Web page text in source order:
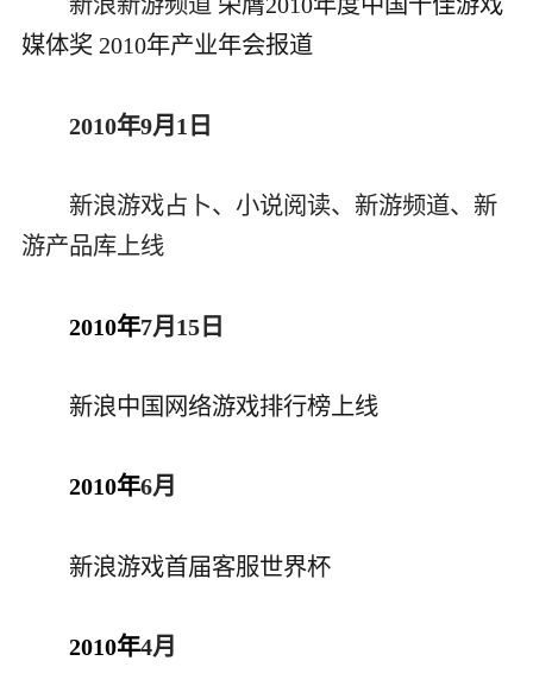
媒体奖 2010年产业年会报道
2010年9月1日
新浪游戏占卜、小说阅读、新游频道、新
游产品库上线
2010年7月15日
新浪中国网络游戏排行榜上线
2010年6月
新浪游戏首届客服世界杯
2010年4月